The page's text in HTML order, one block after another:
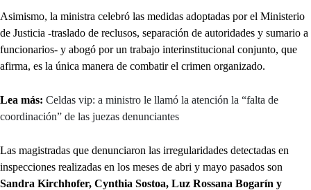
Asimismo, la ministra celebró las medidas adoptadas por el Ministerio
de Justicia -traslado de reclusos, separación de autoridades y sumario a
funcionarios- y abogó por un trabajo interinstitucional conjunto, que
afirma, es la única manera de combatir el crimen organizado.
Lea más: Celdas vip: a ministro le llamó la atención la “falta de
coordinación” de las juezas denunciantes
Las magistradas que denunciaron las irregularidades detectadas en
inspecciones realizadas en los meses de abri y mayo pasados son
Sandra Kirchhofer, Cynthia Sostoa, Luz Rossana Bogarín y